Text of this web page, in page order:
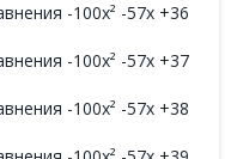
-100x² -57x +36
-100x² -57x +37
-100x² -57x +38